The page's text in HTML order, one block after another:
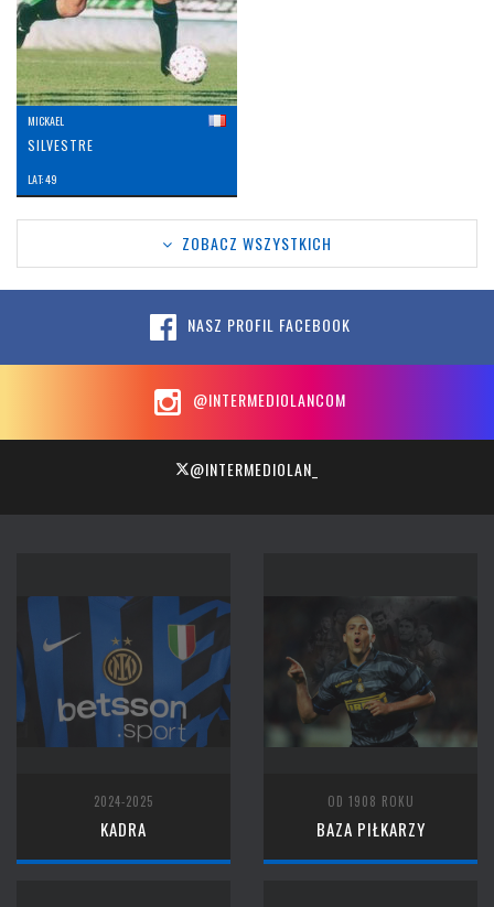
MICKAEL
SILVESTRE
LAT: 49
ZOBACZ WSZYSTKICH
NASZ PROFIL FACEBOOK
@INTERMEDIOLANCOM
@INTERMEDIOLAN_
2024-2025
KADRA
OD 1908 ROKU
BAZA PIŁKARZY